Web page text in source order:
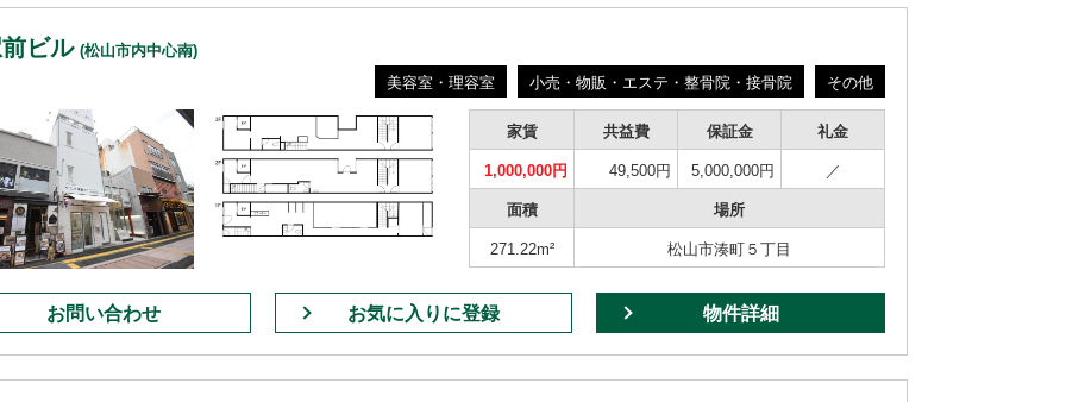
ビル (松山市内中心南)
美容室・理容室
小売・物販・エステ・整骨院・接骨院 その他
家賃 共益費 保証金 礼金
1,000,000円 49,500円 5,000,000円 ／
面積 場所
271.22m² 松山市湊町５丁目
お問い合わせ お気に入りに登録 物件詳細